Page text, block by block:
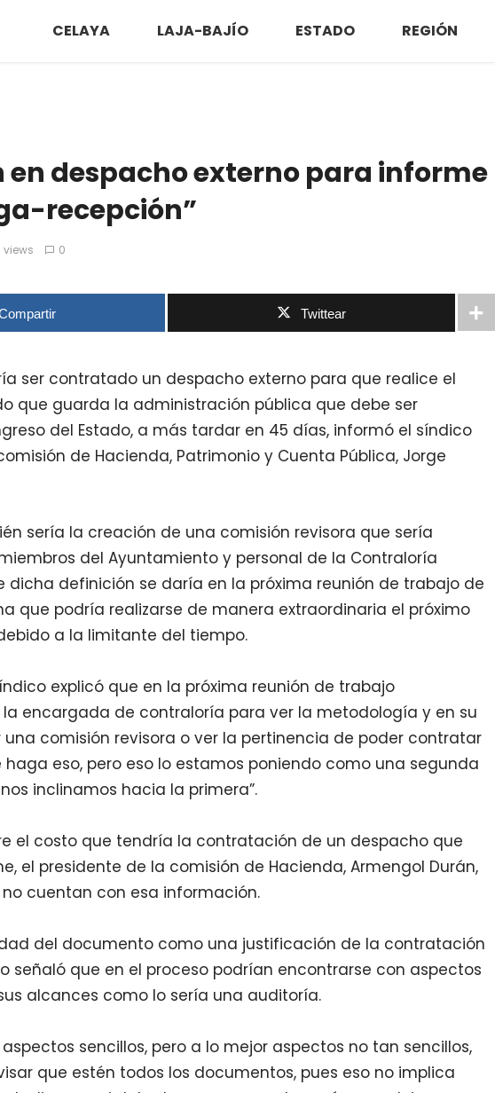
CELAYA LAJA-BAJÍO ESTADO REGIÓN
en despacho externo para informe
recepción”
views 0
Twittear
ser contratado un despacho externo para que realice el
que guarda la administración pública que debe ser
del Estado, a más tardar en 45 días, informó el síndico
de Hacienda, Patrimonio y Cuenta Pública, Jorge
sería la creación de una comisión revisora que sería
del Ayuntamiento y personal de la Contraloría
dicha definición se daría en la próxima reunión de trabajo de
que podría realizarse de manera extraordinaria el próximo
a la limitante del tiempo.
explicó que en la próxima reunión de trabajo
encargada de contraloría para ver la metodología y en su
una comisión revisora o ver la pertinencia de poder contratar
eso, pero eso lo estamos poniendo como una segunda
inclinamos hacia la primera”.
el costo que tendría la contratación de un despacho que
el presidente de la comisión de Hacienda, Armengol Durán,
cuentan con esa información.
del documento como una justificación de la contratación
señaló que en el proceso podrían encontrarse con aspectos
alcances como lo sería una auditoría.
sencillos, pero a lo mejor aspectos no tan sencillos,
que estén todos los documentos, pues eso no implica